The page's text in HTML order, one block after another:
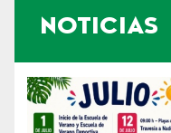
NOTICIAS